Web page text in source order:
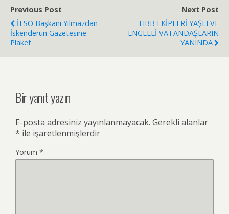
Previous Post
İTSO Başkanı Yılmazdan
İskenderun Gazetesine
Plaket
Next Post
HBB EKİPLERİ YAŞLI VE
ENGELLİ VATANDAŞLARIN
YANINDA
Bir yanıt yazın
E-posta adresiniz yayınlanmayacak. Gerekli alanlar
* ile işaretlenmişlerdir
Yorum *